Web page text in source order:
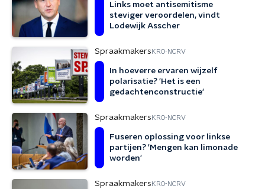
Links moet antisemitisme
steviger veroordelen, vindt
Lodewijk Asscher
Spraakmakers KRO-NCRV
In hoeverre ervaren wijzelf
polarisatie? 'Het is een
gedachtenconstructie'
Spraakmakers KRO-NCRV
Fuseren oplossing voor linkse
partijen? 'Mengen kan limonade
worden'
Spraakmakers KRO-NCRV